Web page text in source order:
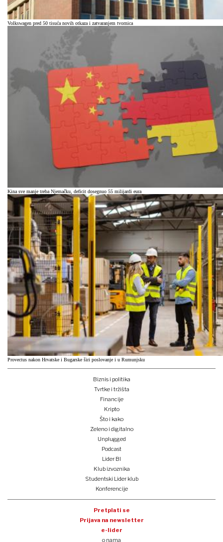
Volkswagen pred 50 tisuća novih otkaza i zatvaranjem tvornica
Kina sve manje treba Njemačku, deficit dosegnuo 55 milijardi eura
Provectus nakon Hrvatske i Bugarske širi poslovanje i u Rumunjsku
Biznis i politika
Tvrtke i tržišta
Financije
Kripto
Što i kako
Zeleno i digitalno
Unplugged
Podcast
Lider BI
Klub izvoznika
Studentski Lider klub
Konferencije
Pretplati se
Prijava na newsletter
e-lider
o nama